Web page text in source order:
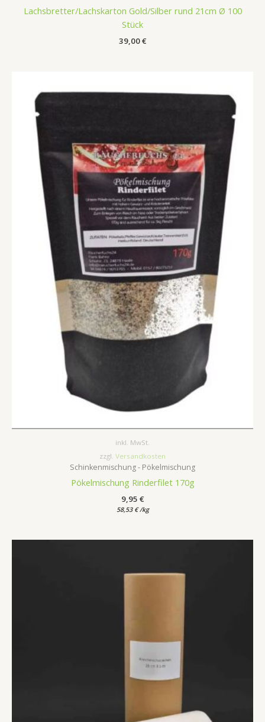
Lachsbretter/Lachskarton Gold/Silber rund 21cm Ø 100
Stück
39,00€
inkl. MwSt.
zzgl. Versandkosten
Schinkenmischung - Pökelmischung
Pökelmischung Rinderfilet 170g
9,95 €
58,53 € /kg